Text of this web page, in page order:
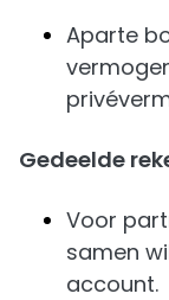
Aparte
Gedeelde
Voor
samen
account.